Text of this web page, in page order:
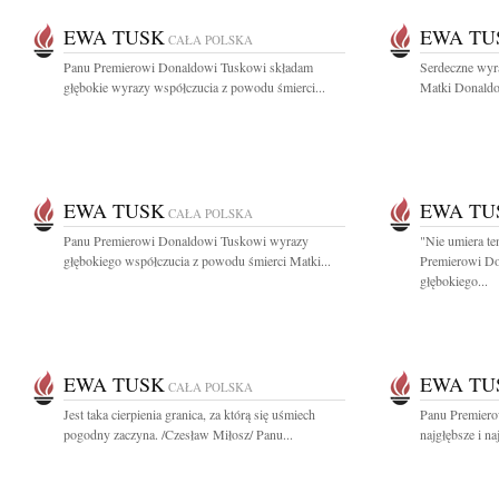
EWA TUSK CAŁA POLSKA
Panu Premierowi Donaldowi Tuskowi składam
głębokie wyrazy współczucia z powodu śmierci...
EWA
Serdeczne
Matki
EWA TUSK CAŁA POLSKA
Panu Premierowi Donaldowi Tuskowi wyrazy
głębokiego współczucia z powodu śmierci Matki...
EWA
"Nie umiera
Premierowi
głębokiego...
EWA TUSK CAŁA POLSKA
Jest taka cierpienia granica, za którą się uśmiech
pogodny zaczyna. /Czesław Miłosz/ Panu...
EWA
Panu
najgłębsze i